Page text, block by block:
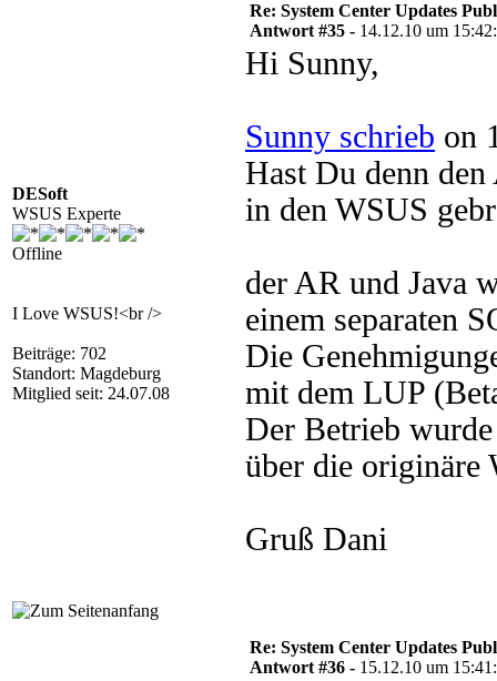
DESoft
WSUS Experte
Offline
I Love WSUS!<br />
Beiträge: 702
Standort: Magdeburg
Mitglied seit: 24.07.08
Re: System Center Updates
Antwort #35 - 14.12.10 um
Hi Sunny,
Sunny schrieb on
Hast Du denn
in den WSUS
der AR und Java
einem separaten
Die
mit dem LUP
Der Betrieb
über die originäre
Gruß Dani
Re: System Center Updates
Antwort #36 - 15.12.10 um